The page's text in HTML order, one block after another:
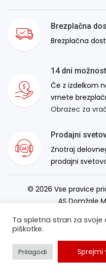
Brezplačna
Brezplačna
14 dni
Če z izdelkom
vrnete
Obrazec za
Prodajni
Znotraj
prodajni
© 2026 Vse pravice
AS Domžale
Ta spletna stran za
piškotke.
Prilagodi Sprejmi